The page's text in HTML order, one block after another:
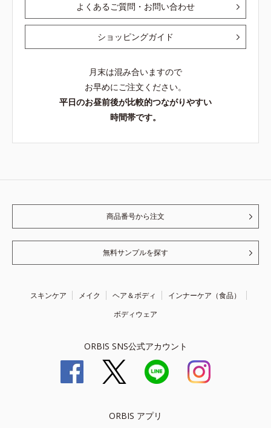
よくあるご質問・お問い合わせ
ショッピングガイド
月末は混み合いますので
お早めにご注文ください。
平日のお昼前後が比較的つながりやすい
時間帯です。
商品番号から注文
無料サンプルを探す
スキンケア メイク ヘア＆ボディ
インナーケア（食品）
ボディウェア
ORBIS SNS公式アカウント
ORBIS アプリ